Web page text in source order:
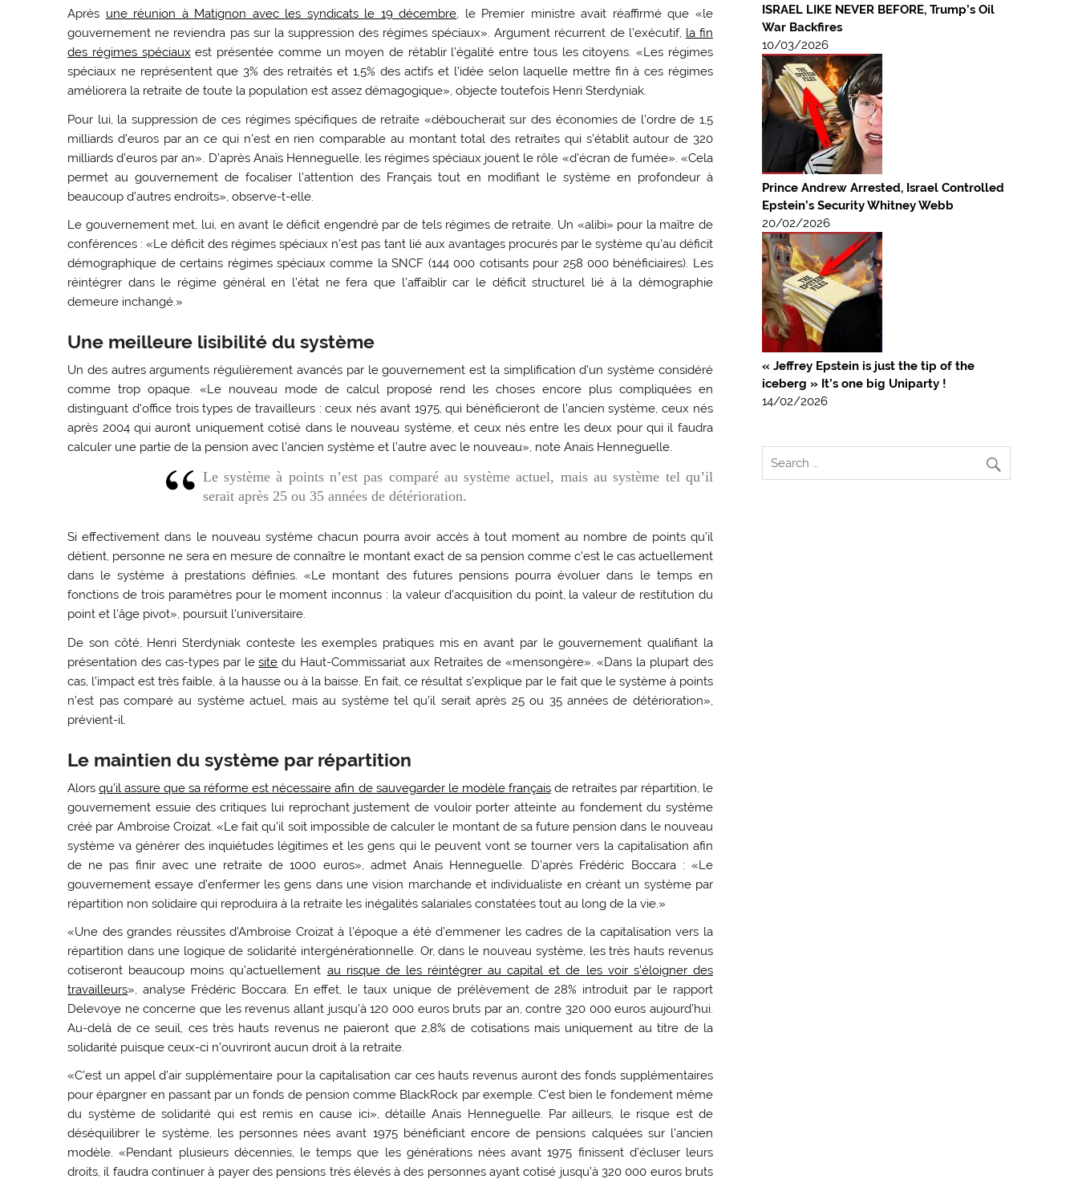
Après une réunion à Matignon avec les syndicats le 19 décembre, le Premier ministre avait réaffirmé que «le
gouvernement ne reviendra pas sur la suppression des régimes spéciaux». Argument récurrent de l’exécutif, la fin
des régimes spéciaux est présentée comme un moyen de rétablir l’égalité entre tous les citoyens. «Les régimes
spéciaux ne représentent que 3% des retraités et 1,5% des actifs et l’idée selon laquelle mettre fin à ces régimes
améliorera la retraite de toute la population est assez démagogique», objecte toutefois Henri Sterdyniak.
Pour lui, la suppression de ces régimes spécifiques de retraite «déboucherait sur des économies de l’ordre de 1,5
milliards d’euros par an ce qui n’est en rien comparable au montant total des retraites qui s’établit autour de 320
milliards d’euros par an». D’après Anaïs Henneguelle, les régimes spéciaux jouent le rôle «d’écran de fumée». «Cela
permet au gouvernement de focaliser l’attention des Français tout en modifiant le système en profondeur à
beaucoup d’autres endroits», observe-t-elle.
Le gouvernement met, lui, en avant le déficit engendré par de tels régimes de retraite. Un «alibi» pour la maître de
conférences : «Le déficit des régimes spéciaux n’est pas tant lié aux avantages procurés par le système qu’au déficit
démographique de certains régimes spéciaux comme la SNCF (144 000 cotisants pour 258 000 bénéficiaires). Les
réintégrer dans le régime général en l’état ne fera que l’affaiblir car le déficit structurel lié à la démographie
demeure inchangé.»
Une meilleure lisibilité du système
Un des autres arguments régulièrement avancés par le gouvernement est la simplification d’un système considéré
comme trop opaque. «Le nouveau mode de calcul proposé rend les choses encore plus compliquées en
distinguant d’office trois types de travailleurs : ceux nés avant 1975, qui bénéficieront de l’ancien système, ceux nés
après 2004 qui auront uniquement cotisé dans le nouveau système, et ceux nés entre les deux pour qui il faudra
calculer une partie de la pension avec l’ancien système et l’autre avec le nouveau», note Anaïs Henneguelle.
Le système à points n’est pas comparé au système actuel, mais au système tel qu’il
serait après 25 ou 35 années de détérioration.
Si effectivement dans le nouveau système chacun pourra avoir accès à tout moment au nombre de points qu’il
détient, personne ne sera en mesure de connaître le montant exact de sa pension comme c’est le cas actuellement
dans le système à prestations définies. «Le montant des futures pensions pourra évoluer dans le temps en
fonctions de trois paramètres pour le moment inconnus : la valeur d’acquisition du point, la valeur de restitution du
point et l’âge pivot», poursuit l’universitaire.
De son côté, Henri Sterdyniak conteste les exemples pratiques mis en avant par le gouvernement qualifiant la
présentation des cas-types par lesite du Haut-Commissariat aux Retraites de «mensongère». «Dans la plupart des
cas, l’impact est très faible, à la hausse ou à la baisse. En fait, ce résultat s’explique par le fait que le système à points
n’est pas comparé au système actuel, mais au système tel qu’il serait après 25 ou 35 années de détérioration»,
prévient-il.
Le maintien du système par répartition
Alorsqu’il assure que sa réforme est nécessaire afin de sauvegarder le modèle françaisde retraites par répartition, le
gouvernement essuie des critiques lui reprochant justement de vouloir porter atteinte au fondement du système
créé par Ambroise Croizat. «Le fait qu’il soit impossible de calculer le montant de sa future pension dans le nouveau
système va générer des inquiétudes légitimes et les gens qui le peuvent vont se tourner vers la capitalisation afin
de ne pas finir avec une retraite de 1000 euros», admet Anaïs Henneguelle. D’après Frédéric Boccara : «Le
gouvernement essaye d’enfermer les gens dans une vision marchande et individualiste en créant un système par
répartition non solidaire qui reproduira à la retraite les inégalités salariales constatées tout au long de la vie.»
«Une des grandes réussites d’Ambroise Croizat à l’époque a été d’emmener les cadres de la capitalisation vers la
répartition dans une logique de solidarité intergénérationnelle. Or, dans le nouveau système, les très hauts revenus
cotiseront beaucoup moins qu’actuellement au risque de les réintégrer au capital et de les voir s’éloigner des
travailleurs», analyse Frédéric Boccara. En effet, le taux unique de prélèvement de 28% introduit par le rapport
Delevoye ne concerne que les revenus allant jusqu’à 120 000 euros bruts par an, contre 320 000 euros aujourd’hui.
Au-delà de ce seuil, ces très hauts revenus ne paieront que 2,8% de cotisations mais uniquement au titre de la
solidarité puisque ceux-ci n’ouvriront aucun droit à la retraite.
«C’est un appel d’air supplémentaire pour la capitalisation car ces hauts revenus auront des fonds supplémentaires
pour épargner en passant par un fonds de pension comme BlackRock par exemple. C’est bien le fondement même
du système de solidarité qui est remis en cause ici», détaille Anaïs Henneguelle. Par ailleurs, le risque est de
déséquilibrer le système, les personnes nées avant 1975 bénéficiant encore de pensions calquées sur l’ancien
modèle. «Pendant plusieurs décennies, le temps que les générations nées avant 1975 finissent d’écluser leurs
droits, il faudra continuer à payer des pensions très élevés à des personnes ayant cotisé jusqu’à 320 000 euros bruts
ISRAEL LIKE NEVER BEFORE, Trump’s Oil
War Backfires
10/03/2026
Prince Andrew Arrested, Israel Controlled
Epstein’s Security Whitney Webb
20/02/2026
« Jeffrey Epstein is just the tip of the
iceberg » It’s one big Uniparty !
14/02/2026